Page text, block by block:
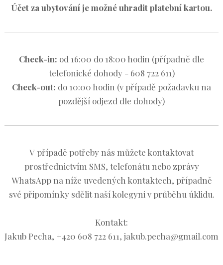
Účet za ubytování je možné uhradit platební kartou.
Check-in: od 16:00 do 18:00 hodin (případně dle
telefonické dohody - 608 722 611)
Check-out: do 10:00 hodin (v případě požadavku na
pozdější odjezd dle dohody)
V případě potřeby nás můžete kontaktovat
prostřednictvím SMS, telefonátu nebo zprávy
WhatsApp na níže uvedených kontaktech, případně
své připomínky sdělit naší kolegyni v průběhu úklidu.
Kontakt:
Jakub Pecha, +420 608 722 611, jakub.pecha@gmail.com